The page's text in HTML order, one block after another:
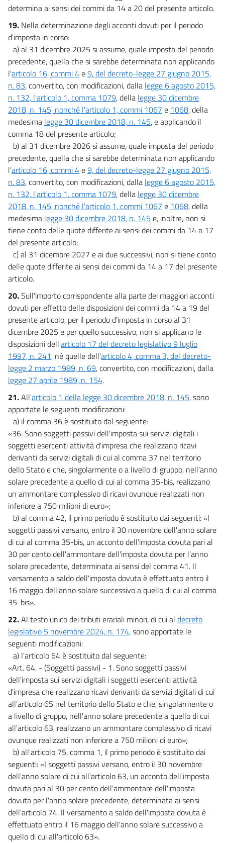
determina ai sensi dei commi da 14 a 20 del presente articolo.
19. Nella determinazione degli acconti dovuti per il periodo
d'imposta in corso:
a) al 31 dicembre 2025 si assume, quale imposta del periodo
precedente, quella che si sarebbe determinata non applicando
l'articolo 16, commi 4e9, del decreto-legge 27 giugno 2015,
n. 83, convertito, con modificazioni, dalla legge 6 agosto 2015,
n. 132, l'articolo 1, comma 1079, della legge 30 dicembre
2018, n. 145, nonché l'articolo 1, commi 1067 e 1068, della
medesima legge 30 dicembre 2018, n. 145, e applicando il
comma 18 del presente articolo;
b) al 31 dicembre 2026 si assume, quale imposta del periodo
precedente, quella che si sarebbe determinata non applicando
l'articolo 16, commi 4e9, del decreto-legge 27 giugno 2015,
n. 83, convertito, con modificazioni, dalla legge 6 agosto 2015,
n. 132, l'articolo 1, comma 1079, della legge 30 dicembre
2018, n. 145, nonché l'articolo 1, commi 1067 e 1068, della
medesima legge 30 dicembre 2018, n. 145 e, inoltre, non si
tiene conto delle quote differite ai sensi dei commi da 14 a 17
del presente articolo;
c) al 31 dicembre 2027 e ai due successivi, non si tiene conto
delle quote differite ai sensi dei commi da 14 a 17 del presente
articolo.
20.Sull'importo corrispondente alla parte dei maggiori acconti
dovuti per effetto delle disposizioni dei commi da 14 a 19 del
presente articolo, per il periodo d'imposta in corso al 31
dicembre 2025 e per quello successivo, non si applicano le
disposizioni dell'articolo 17 del decreto legislativo 9 luglio
1997, n. 241, né quelle dell'articolo 4, comma 3, del decreto-
legge 2 marzo 1989, n. 69, convertito, con modificazioni, dalla
legge 27 aprile 1989, n. 154.
21.All'articolo 1 della legge 30 dicembre 2018, n. 145, sono
apportate le seguenti modificazioni:
a) il comma 36 è sostituito dal seguente:
«36. Sono soggetti passivi dell'imposta sui servizi digitali i
soggetti esercenti attività d'impresa che realizzano ricavi
derivanti da servizi digitali di cui al comma 37 nel territorio
dello Stato e che, singolarmente o a livello di gruppo, nell'anno
solare precedente a quello di cui al comma 35-bis, realizzano
un ammontare complessivo di ricavi ovunque realizzati non
inferiore a 750 milioni di euro»;
b) al comma 42, il primo periodo è sostituito dai seguenti: «I
soggetti passivi versano, entro il 30 novembre dell'anno solare
di cui al comma 35-bis, un acconto dell'imposta dovuta pari al
30 per cento dell'ammontare dell'imposta dovuta per l'anno
solare precedente, determinata ai sensi del comma 41. Il
versamento a saldo dell'imposta dovuta è effettuato entro il
16 maggio dell'anno solare successivo a quello di cui al comma
35-bis».
22.Al testo unico dei tributi erariali minori, di cui al decreto
legislativo 5 novembre 2024, n. 174, sono apportate le
seguenti modificazioni:
a) l'articolo 64 è sostituito dal seguente:
«Art. 64. - (Soggetti passivi) - 1. Sono soggetti passivi
dell'imposta sui servizi digitali i soggetti esercenti attività
d'impresa che realizzano ricavi derivanti da servizi digitali di cui
all'articolo 65 nel territorio dello Stato e che, singolarmente o
a livello di gruppo, nell'anno solare precedente a quello di cui
all'articolo 63, realizzano un ammontare complessivo di ricavi
ovunque realizzati non inferiore a 750 milioni di euro»;
b) all'articolo 75, comma 1, il primo periodo è sostituito dai
seguenti: «I soggetti passivi versano, entro il 30 novembre
dell'anno solare di cui all'articolo 63, un acconto dell'imposta
dovuta pari al 30 per cento dell'ammontare dell'imposta
dovuta per l'anno solare precedente, determinata ai sensi
dell'articolo 74. Il versamento a saldo dell'imposta dovuta è
effettuato entro il 16 maggio dell'anno solare successivo a
quello di cui all'articolo 63».